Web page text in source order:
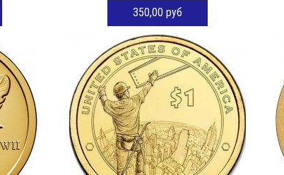
350,00 руб
ДОБАВИТЬ В КОРЗИНУ